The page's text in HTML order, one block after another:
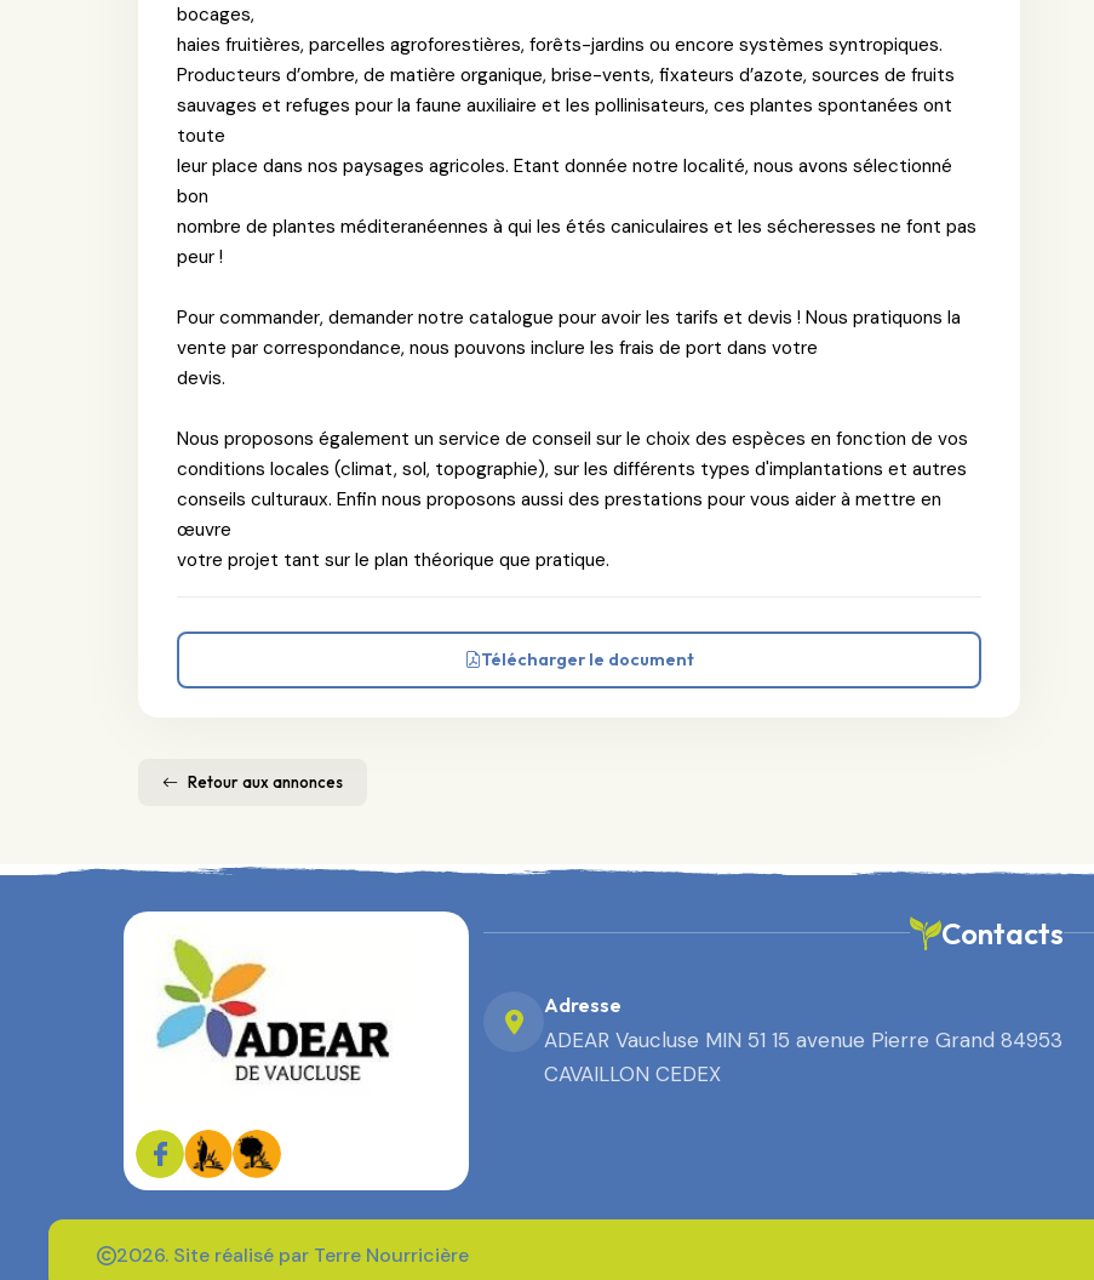
bocages,
haies fruitières, parcelles agroforestières, forêts-jardins ou encore systèmes syntropiques.
Producteurs d’ombre, de matière organique, brise-vents, fixateurs d’azote, sources de fruits
sauvages et refuges pour la faune auxiliaire et les pollinisateurs, ces plantes spontanées ont
toute
leur place dans nos paysages agricoles. Etant donnée notre localité, nous avons sélectionné
bon
nombre de plantes méditeranéennes à qui les étés caniculaires et les sécheresses ne font pas
peur !
Pour commander, demander notre catalogue pour avoir les tarifs et devis ! Nous pratiquons la
vente par correspondance, nous pouvons inclure les frais de port dans votre
devis.
Nous proposons également un service de conseil sur le choix des espèces en fonction de vos
conditions locales (climat, sol, topographie), sur les différents types d'implantations et autres
conseils culturaux. Enfin nous proposons aussi des prestations pour vous aider à mettre en
œuvre
votre projet tant sur le plan théorique que pratique.
Télécharger le document
Retour aux annonces
Contacts
Adresse
ADEAR Vaucluse MIN 51 15 avenue Pierre Grand 84953
CAVAILLON CEDEX
2026. Site réalisé par Terre Nourricière